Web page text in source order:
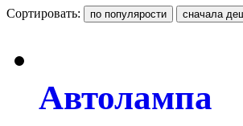
Сортировать:
Автолампа